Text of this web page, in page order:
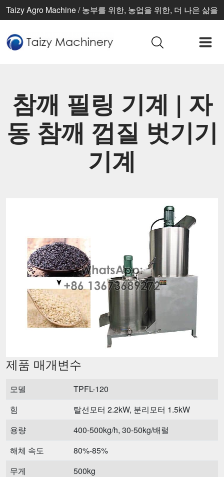
Taizy Agro Machine / 농부를 위한, 농업을 위한, 더 나은 삶을
참깨 필링 기계 | 자
동 참깨 껍질 벗기기
기계
제품 매개변수
모델
TPFL-120
힘
탈선모터 2.2kW, 분리모터 1.5kW
용량
400-500kg/h, 30-50kg/배럴
해체 속도
80%-85%
무게
500kg